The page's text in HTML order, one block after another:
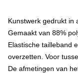
Kunstwerk gedrukt in
Gemaakt van 88%
Elastische tailleband
overzetten. Voor
De afmetingen van